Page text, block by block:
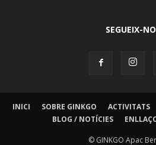
SEGUEIX-
INICI SOBRE GINKGO ACTIVITATS
BLOG / NOTÍCIES
© GINKGO Apac